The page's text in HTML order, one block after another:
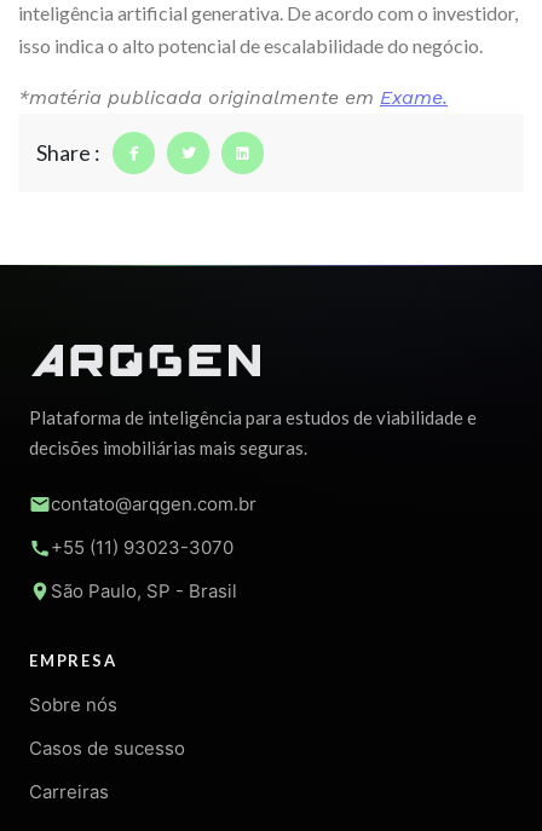
inteligência artificial generativa. De acordo com o investidor,
isso indica o alto potencial de escalabilidade do negócio.
*matéria publicada originalmente em Exame.
Share :
Plataforma de inteligência para estudos de viabilidade e
decisões imobiliárias mais seguras.
contato@arqgen.com.br
+55 (11) 93023-3070
São Paulo, SP - Brasil
EMPRESA
Sobre nós
Casos de sucesso
Carreiras